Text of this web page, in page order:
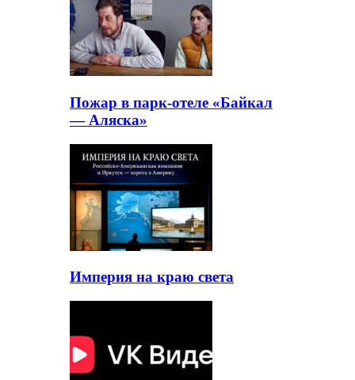
Пожар в парк-отеле «Байкал
— Аляска»
Империя на краю света